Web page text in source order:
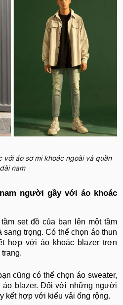
với áo sơ mi khoác ngoài và quần
dài nam
người gầy với áo khoác
set đồ của bạn lên một tầm
trọng. Có thể chọn áo thun
hợp với áo khoác blazer trơn
cũng có thể chọn áo sweater,
áo blazer. Đối với những người
kết hợp với kiểu vải ống rộng.